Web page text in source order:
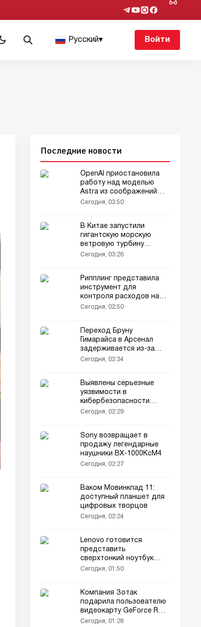
Русский▾ Войти
Последние новости
OpenAI приостановила
работу над моделью
Astra из соображений
безопасности
Сегодня, 03:50
В Китае запустили
гигантскую морскую
ветровую турбину
мощностью 16 МВ
Сегодня, 03:26
Рипплинг представила
инструмент для
контроля расходов на
искусственный интеллект
Сегодня, 02:50
Переход Бруну
Гимарайса в Арсенал
задерживается из-за
бюрократических
Сегодня, 02:34
Выявлены серьезные
уязвимости в
кибербезопасности
Польши
Сегодня, 02:29
Sony возвращает в
продажу легендарные
наушники ВХ-1000КсМ4
Сегодня, 02:27
Ваком Мовинкпад 11:
доступный планшет для
цифровых творцов
Сегодня, 02:24
Lenovo готовится
представить
сверхтонкий ноутбук
ТинкБук Аеробладе
Сегодня, 01:50
Компания Зотак
подарила пользователю
видеокарту GeForce RTX
5090
Сегодня, 01:28